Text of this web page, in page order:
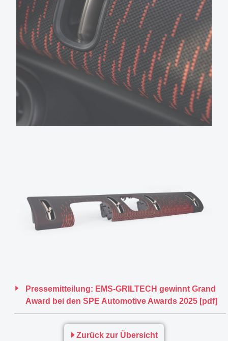
Pressemitteilung: EMS-GRILTECH gewinnt Grand
Award bei den SPE Automotive Awards 2025 [pdf]
Zurück zur Übersicht